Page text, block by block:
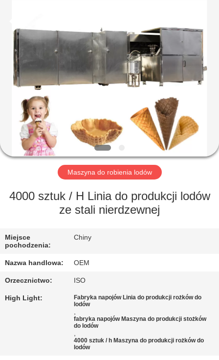
DOM
PRODUKTY
NAS
WYCIECZKA
FABRYCE
JAKOŚCI
SKONTAKTUJ
SIĘ
Z
POPROSIĆ
Co.,LTD.
Reserved.
Maszyna do robienia lodów
4000 sztuk / H Linia do produkcji lodów
ze stali nierdzewnej
Miejsce
pochodzenia:
Chiny
Nazwa handlowa: OEM
Orzecznictwo: ISO
High Light:
Fabryka napojów Linia do produkcji rożków do
lodów
,
fabryka napojów Maszyna do produkcji stożków
do lodów
,
4000 sztuk / h Maszyna do produkcji rożków do
lodów